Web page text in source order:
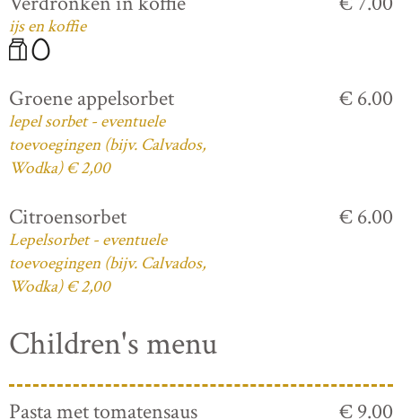
ijs en koffie
Groene appelsorbet
lepel sorbet - eventuele
toevoegingen (bijv. Calvados,
Wodka) € 2,00
€ 6.00
Citroensorbet
Lepelsorbet - eventuele
toevoegingen (bijv. Calvados,
Wodka) € 2,00
€ 6.00
Children's menu
Pasta met tomatensaus € 9.00